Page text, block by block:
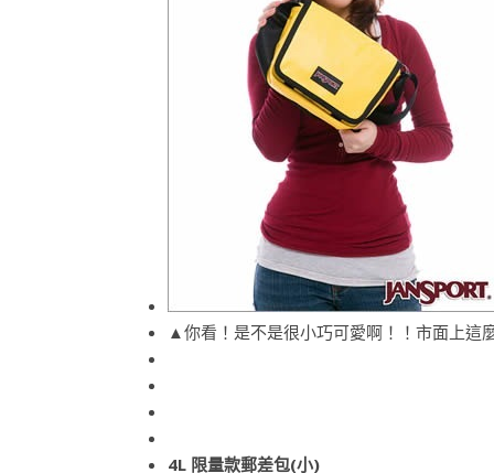
▲你看！是不是很小巧可愛啊！！市面上這
4L 限量款郵差包(小)